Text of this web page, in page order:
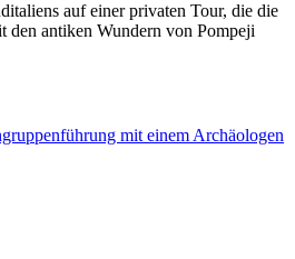
auf einer privaten Tour, die die
den antiken Wundern von Pompeji
mit einem Archäologen